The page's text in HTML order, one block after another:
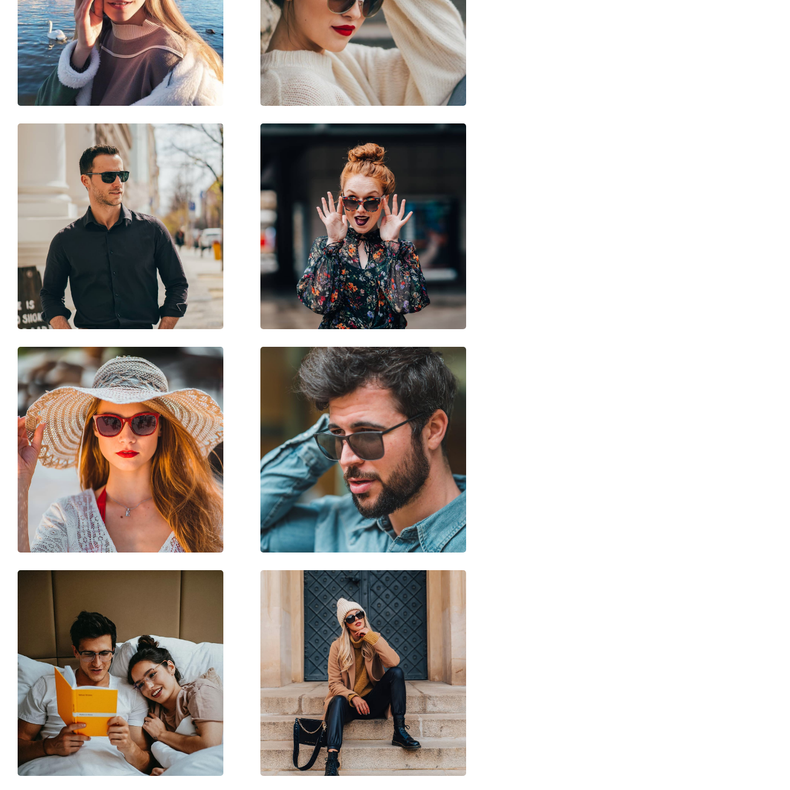
Brillenbreite:
127 mm
Bügellänge:
128 mm
Stegbreite:
16 mm
Gewicht:
100 g
Verstellbare Nasenpads:
Nein
Federscharnier:
Nein
Reinigungstuch:
Sex:
Kinder
Kategorie:
Sonnenbrillen
Marke:
Oakley
Verwendung:
Sport
Sport:
Golf, Wandern
Code:
OJ 9007 900706 53